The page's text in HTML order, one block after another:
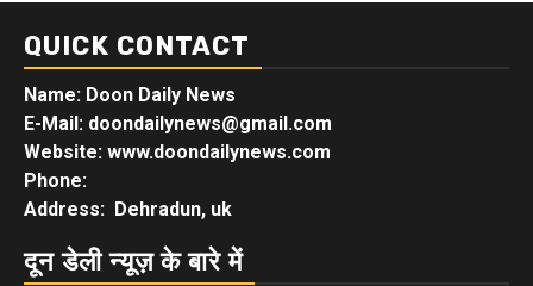
QUICK CONTACT
Name: Doon Daily News
E-Mail: doondailynews@gmail.com
Website: www.doondailynews.com
Phone:
Address: Dehradun, uk
दून डेली न्यूज़ के बारे में